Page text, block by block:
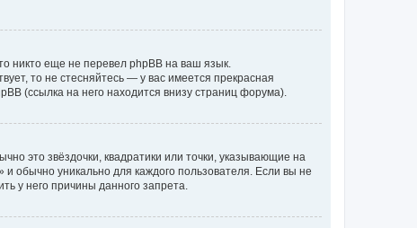
никто еще не перевел phpBB на ваш язык.
то не стесняйтесь — у вас имеется прекрасная
(ссылка на него находится внизу страниц форума).
это звёздочки, квадратики или точки, указывающие на
обычно уникально для каждого пользователя. Если вы не
у него причины данного запрета.